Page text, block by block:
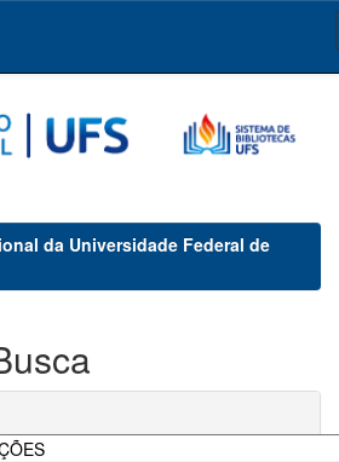
da Universidade Federal de